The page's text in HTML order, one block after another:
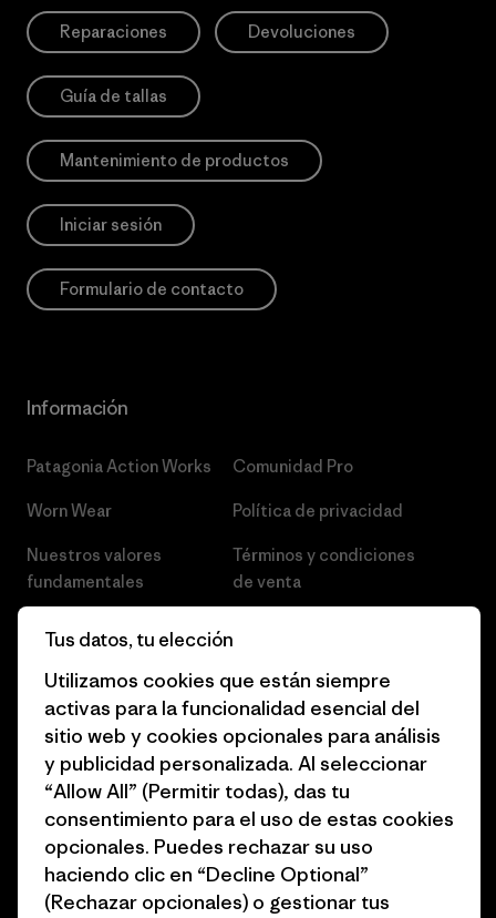
Reparaciones Devoluciones
Guía de tallas
Mantenimiento de productos
Iniciar sesión
Formulario de contacto
Información
Patagonia Action Works
Worn Wear
Nuestros valores
fundamentales
Business Unusual
Objetivos climáticos
1% for the Planet
Cómo financiamos
Tarjetas regalo
Encuentra una tienda
Comunidad Pro
Política de privacidad
Términos y condiciones
de venta
Empleo
Prensa
Programa para profesionales
del sector
Programa de afiliados
Mapa del sitio Patagonia
España
Tus datos, tu elección
Utilizamos cookies que están siempre
activas para la funcionalidad esencial del
sitio web y cookies opcionales para análisis
y publicidad personalizada. Al seleccionar
“Allow All” (Permitir todas), das tu
consentimiento para el uso de estas cookies
opcionales. Puedes rechazar su uso
haciendo clic en “Decline Optional”
(Rechazar opcionales) o gestionar tus